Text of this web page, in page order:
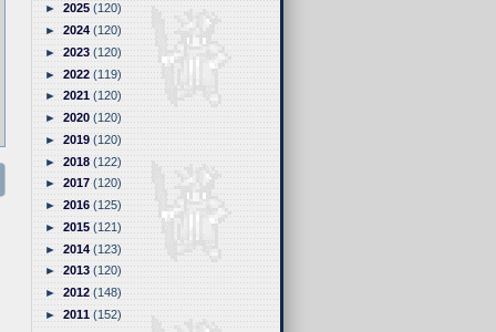
►2025(120)
►2024(120)
►2023(120)
►2022(119)
►2021(120)
►2020(120)
►2019(120)
►2018(122)
►2017(120)
►2016(125)
►2015(121)
►2014(123)
►2013(120)
►2012(148)
►2011(152)